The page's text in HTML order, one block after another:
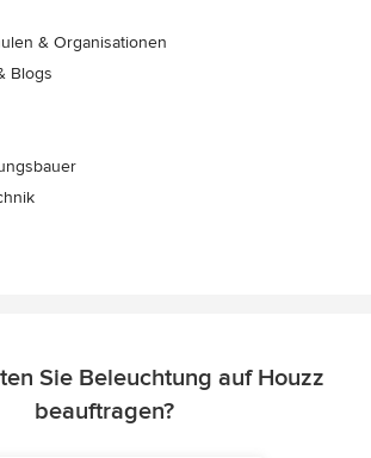
& Organisationen
Blogs
Sie Beleuchtung auf Houzz
beauftragen?